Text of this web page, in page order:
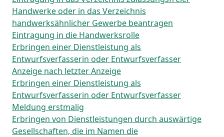
Handwerke oder in das Verzeichnis
handwerksähnlicher Gewerbe beantragen
Eintragung in die Handwerksrolle
Erbringen einer Dienstleistung als
Entwurfsverfasserin oder Entwurfsverfasser
Anzeige nach letzter Anzeige
Erbringen einer Dienstleistung als
Entwurfsverfasserin oder Entwurfsverfasser
Meldung erstmalig
Erbringen von Dienstleistungen durch auswärtige
Gesellschaften, die im Namen die